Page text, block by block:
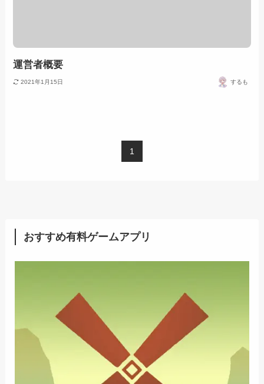
運営者概要
2021年1月15日 するも
1
おすすめ有料ゲームアプリ